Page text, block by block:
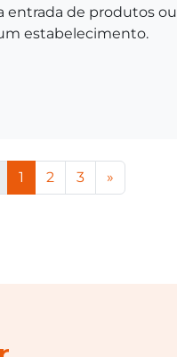
entrada de produtos ou
estabelecimento.
1 2 3 »